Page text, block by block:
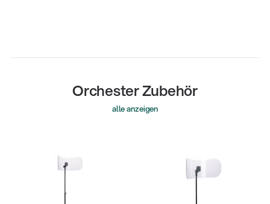
Orchester Zubehör
alle anzeigen